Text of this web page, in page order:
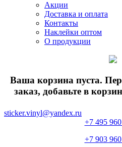
Акции
Доставка и оплата
Контакты
Наклейки оптом
О продукции
Ваша корзина пуста.
заказ, добавьте в
sticker.vinyl@yandex.ru
+7 495
+7 903